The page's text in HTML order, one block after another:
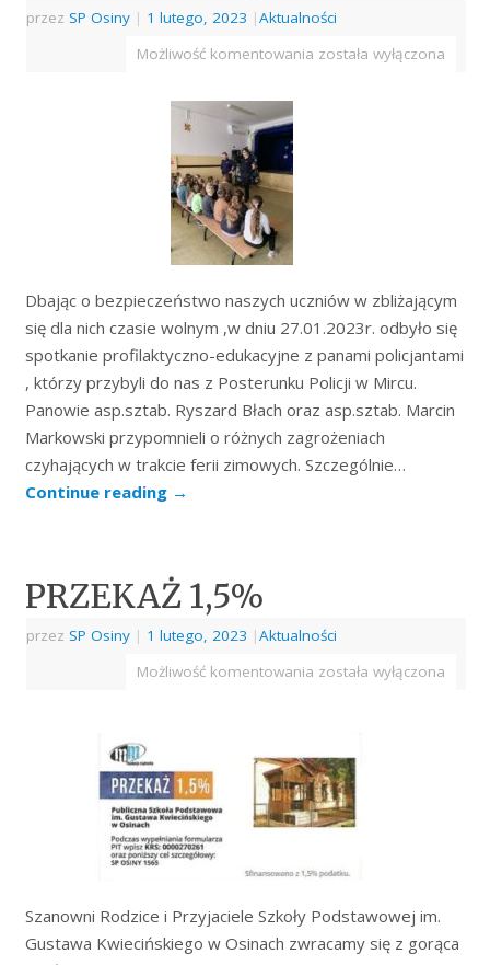
przez SP Osiny | 1 lutego, 2023 |Aktualności
Możliwość komentowania została wyłączona
Dbając o bezpieczeństwo naszych uczniów w zbliżającym
się dla nich czasie wolnym ,w dniu 27.01.2023r. odbyło się
spotkanie profilaktyczno-edukacyjne z panami policjantami
, którzy przybyli do nas z Posterunku Policji w Mircu.
Panowie asp.sztab. Ryszard Błach oraz asp.sztab. Marcin
Markowski przypomnieli o różnych zagrożeniach
czyhających w trakcie ferii zimowych. Szczególnie…
Continue reading →
PRZEKAŻ 1,5%
przez SP Osiny | 1 lutego, 2023 |Aktualności
Możliwość komentowania została wyłączona
Szanowni Rodzice i Przyjaciele Szkoły Podstawowej im.
Gustawa Kwiecińskiego w Osinach zwracamy się z gorąca